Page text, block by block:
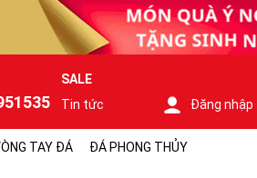
SALE
Tin tức
Đăng nhập
TAY ĐÁ ĐÁ PHONG THỦY